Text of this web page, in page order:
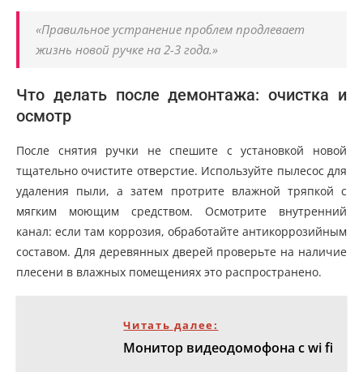
«Правильное устранение проблем продлевает
жизнь новой ручке на 2-3 года.»
Что делать после демонтажа: очистка и
осмотр
После снятия ручки не спешите с установкой новой
тщательно очистите отверстие. Используйте пылесос для
удаления пыли, а затем протрите влажной тряпкой с
мягким моющим средством. Осмотрите внутренний
канал: если там коррозия, обработайте антикоррозийным
составом. Для деревянных дверей проверьте на наличие
плесени в влажных помещениях это распространено.
Читать далее:
Монитор видеодомофона с wi fi